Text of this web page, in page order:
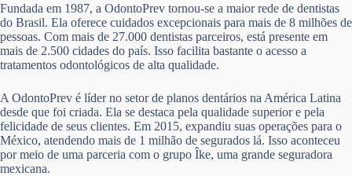
Fundada em 1987, a OdontoPrev tornou-se a maior rede de dentistas
do Brasil. Ela oferece cuidados excepcionais para mais de 8 milhões de
pessoas. Com mais de 27.000 dentistas parceiros, está presente em
mais de 2.500 cidades do país. Isso facilita bastante o acesso a
tratamentos odontológicos de alta qualidade.
A OdontoPrev é líder no setor de planos dentários na América Latina
desde que foi criada. Ela se destaca pela qualidade superior e pela
felicidade de seus clientes. Em 2015, expandiu suas operações para o
México, atendendo mais de 1 milhão de segurados lá. Isso aconteceu
por meio de uma parceria com o grupo Îke, uma grande seguradora
mexicana.